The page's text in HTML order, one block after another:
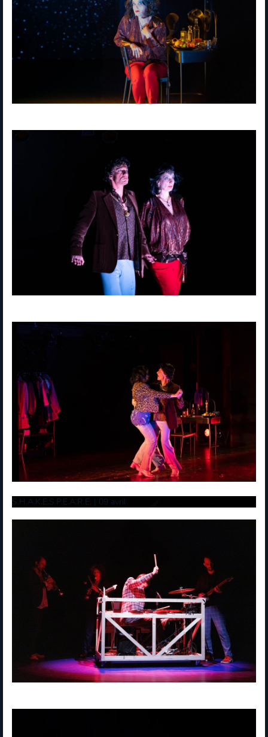
S.H.A.K.E.S.P.E.A.R.E. | 09 avril